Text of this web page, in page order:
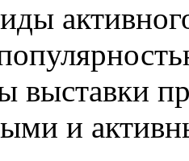
выставки
и